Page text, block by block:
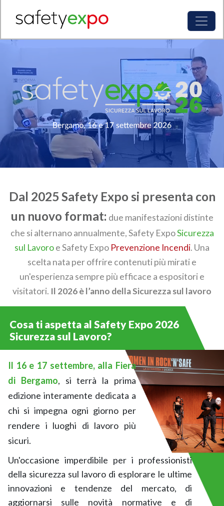
Dal 2025 Safety Expo si presenta con
un nuovo format: due manifestazioni distinte
che si alternano annualmente, Safety ExpoSicurezza
sul Lavoroe Safety Expo Prevenzione Incendi. Una
scelta nata per offrire contenuti più mirati e
un'esperienza sempre più efficace a espositori e
visitatori. Il 2026 è l’anno della Sicurezza sul lavoro
Cosa ti aspetta al Safety Expo 2026
Sicurezza sul Lavoro?
Il 16 e 17 settembre, alla Fiera
di Bergamo, si terrà la prima
edizione interamente dedicata a
chi si impegna ogni giorno per
rendere i luoghi di lavoro più
sicuri.
Un'occasione imperdibile per i professionisti
della sicurezza sul lavoro di esplorare le ultime
innovazioni e tendenze del mercato, di
aggiornarsi sulle novità normative e di